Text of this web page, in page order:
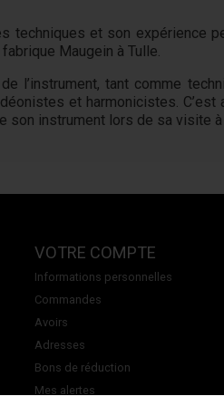
techniques et son expérience
Maugein à Tulle.
l’instrument, tant comme
et harmonicistes.
son instrument lors de sa visite
VOTRE COMPTE
Informations personnelles
Commandes
Avoirs
Adresses
Bons de réduction
Mes alertes